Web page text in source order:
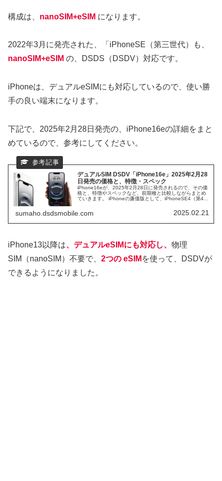
構成は、 nanoSIM+eSIM になります。
2022年3月に発売された、「iPhoneSE（第三世代）も、
nanoSIM+eSIM の、DSDS（DSDV）対応です。
iPhoneは、デュアルeSIMにも対応しているので、使い勝
手の良い端末になります。
下記で、2025年2月28日発売の、iPhone16eの詳細をまと
めているので、参考にしてください。
デュアルSIM DSDV「iPhone16e」2025年2月28
日発売の価格と、特徴・スペック
iPhone16eが、2025年2月28日に発売されるので、その価
格と、特徴やスペックなど、前期種と比較しながらまとめ
ていきます。 iPhoneの廉価版として、iPhoneSE4（第4世
称で発売です。 当然、デュアルSIM DSDVにも対応し、あ
くまでも、iPhone16シリーズに追加されるイメージとなり
sumaho.dsdsmobile.com 2025.02.21
iPhone13以降は、デュアルeSIMにも対応し、 物理
SIM（nanoSIM）不要で、 2つの eSIM を使って、DSDVが
できるようになりました。